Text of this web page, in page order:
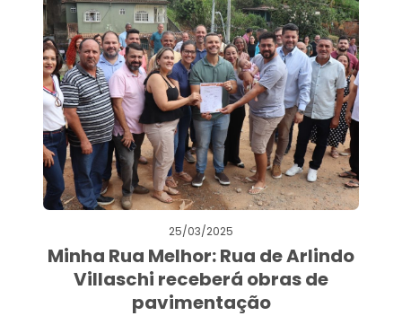
25/03/2025
Minha Rua Melhor: Rua de Arlindo
Villaschi receberá obras de
pavimentação